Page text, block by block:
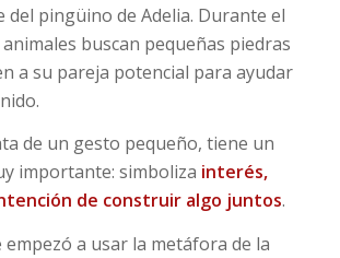
del pingüino de Adelia. Durante el
buscan pequeñas piedras
a su pareja potencial para ayudar
de un gesto pequeño, tiene un
importante: simboliza interés,
de construir algo juntos.
a usar la metáfora de la